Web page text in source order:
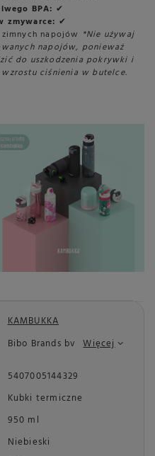
BPA: ✔
zmywarce: ✔
napojów *Nie używaj
napojów, ponieważ
do uszkodzenia pokrywki i
ciśnienia w butelce.
KAMBUKKA
Bibo Brands bv Więcej
5407005144329
Kubki termiczne
950 ml
Niebieski